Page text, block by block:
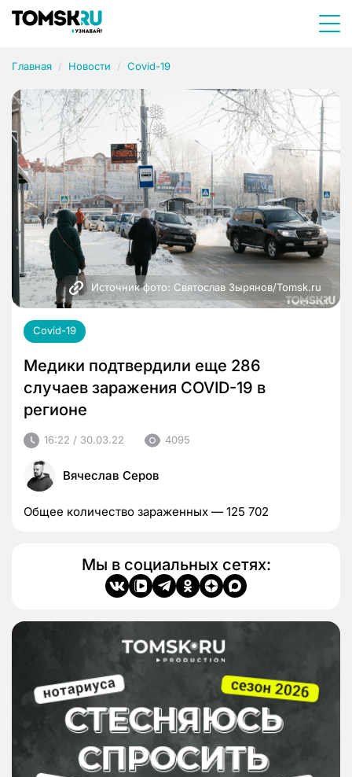
Главная Новости Covid-19
Источник фото: Святослав Зырянов/Tomsk.ru
Covid-19
Медики подтвердили еще 286
случаев заражения COVID-19 в
регионе
16:22 / 30.03.22 4095
Вячеслав Серов
Общее количество зараженных — 125 702
Мы в социальных сетях: